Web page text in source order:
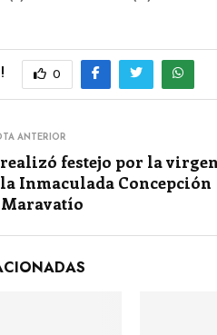
0
ANTERIOR
realizó festejo por la virgen
Inmaculada Concepción